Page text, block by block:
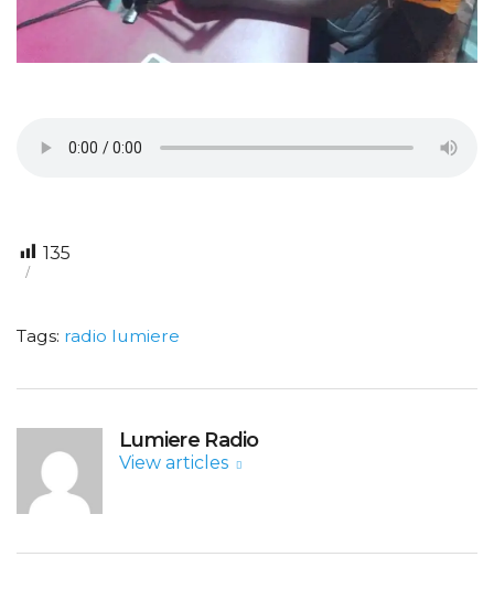
135
Tags: radio lumiere
Lumiere Radio
View articles